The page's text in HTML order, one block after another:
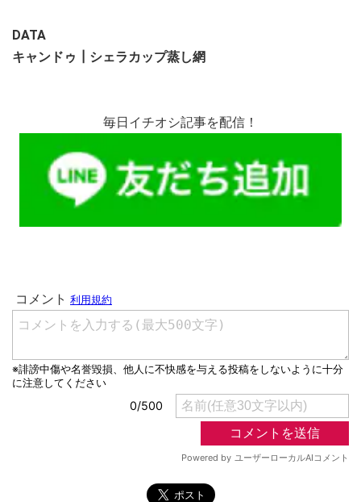
DATA
キャンドゥ┃シェラカップ蒸し網
毎日イチオシ記事を配信！